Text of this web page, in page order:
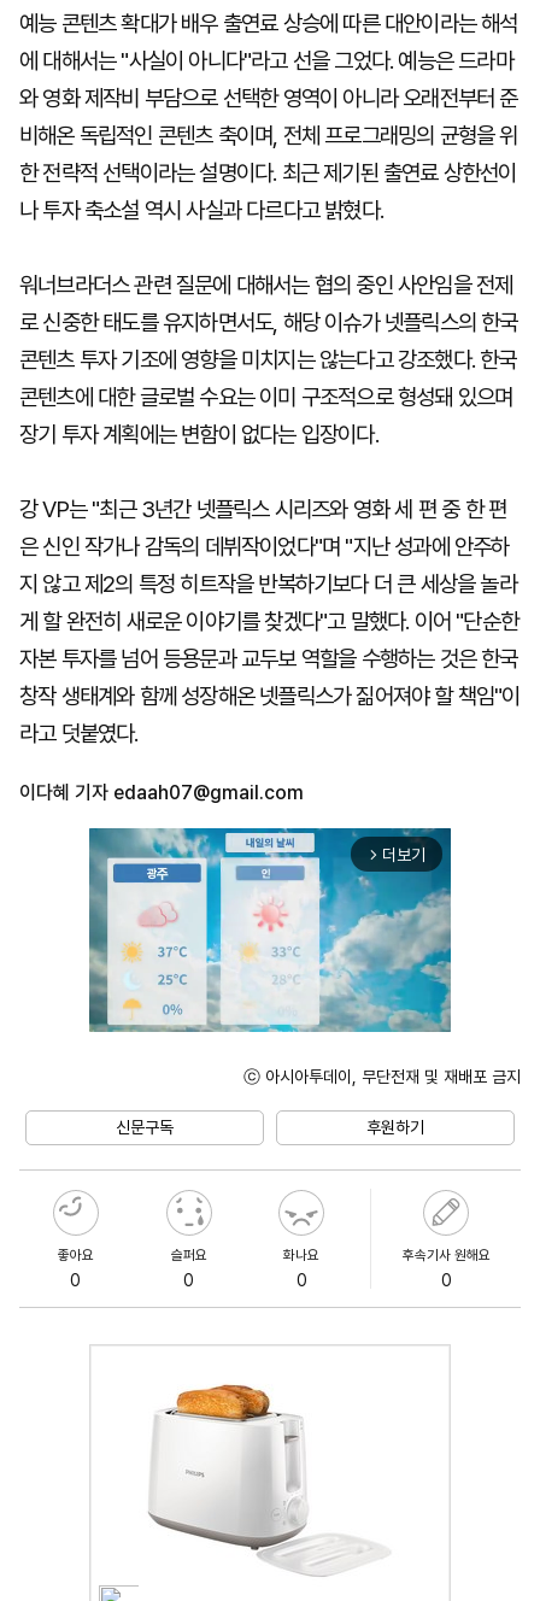
예능 콘텐츠 확대가 배우 출연료 상승에 따른 대안이라는 해석
에 대해서는 "사실이 아니다"라고 선을 그었다. 예능은 드라마
와 영화 제작비 부담으로 선택한 영역이 아니라 오래전부터 준
비해온 독립적인 콘텐츠 축이며, 전체 프로그래밍의 균형을 위
한 전략적 선택이라는 설명이다. 최근 제기된 출연료 상한선이
나 투자 축소설 역시 사실과 다르다고 밝혔다.
워너브라더스 관련 질문에 대해서는 협의 중인 사안임을 전제
로 신중한 태도를 유지하면서도, 해당 이슈가 넷플릭스의 한국
콘텐츠 투자 기조에 영향을 미치지는 않는다고 강조했다. 한국
콘텐츠에 대한 글로벌 수요는 이미 구조적으로 형성돼 있으며
장기 투자 계획에는 변함이 없다는 입장이다.
강 VP는 "최근 3년간 넷플릭스 시리즈와 영화 세 편 중 한 편
은 신인 작가나 감독의 데뷔작이었다"며 "지난 성과에 안주하
지 않고 제2의 특정 히트작을 반복하기보다 더 큰 세상을 놀라
게 할 완전히 새로운 이야기를 찾겠다"고 말했다. 이어 "단순한
자본 투자를 넘어 등용문과 교두보 역할을 수행하는 것은 한국
창작 생태계와 함께 성장해온 넷플릭스가 짊어져야 할 책임"이
라고 덧붙였다.
이다혜 기자 edaah07@gmail.com
arrow_forward_ios 더보기
ⓒ 아시아투데이, 무단전재 및 재배포 금지
신문구독 후원하기
좋아요
0
슬퍼요
0
화나요
0
후속기사 원해요
0